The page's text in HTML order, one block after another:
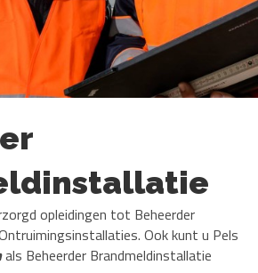
opleidingen tot Beheerder
Ook kunt u Pels
als Beheerder Brandmeldinstallatie